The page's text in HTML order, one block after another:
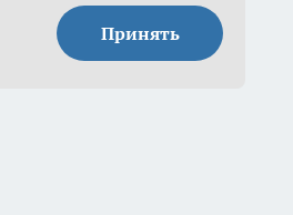
Принять